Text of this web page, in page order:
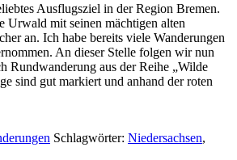
Ausflugsziel in der Region Bremen.
Urwald mit seinen mächtigen alten
an. Ich habe bereits viele Wanderungen
An dieser Stelle folgen wir nun
Rundwanderung aus der Reihe „Wilde
sind gut markiert und anhand der roten
Schlagwörter: Niedersachsen,